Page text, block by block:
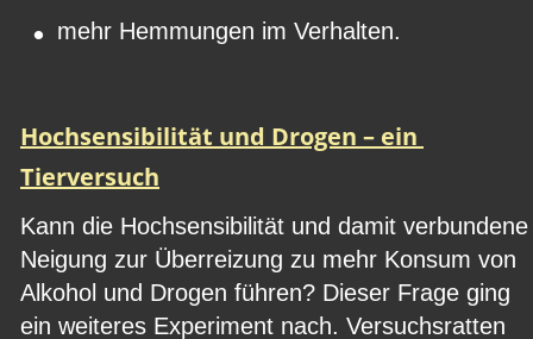
• mehr Hemmungen im Verhalten.
Hochsensibilität und Drogen – ein
Tierversuch
Kann die Hochsensibilität und damit
Neigung zur Überreizung zu mehr Konsum von
Alkohol und Drogen führen? Dieser Frage ging
ein weiteres Experiment nach. Versuchsratten